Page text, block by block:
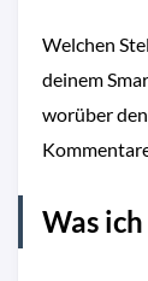
Welchen
deinem
worüber
Was